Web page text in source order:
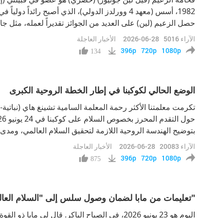
1982، أسس (معهد 4 وورلدز الدولي)، الذي أصبح
حصل الزعيم (لين) على العديد من الجوائز تقديراً لعمله، مثل
نظم مؤخراً الحدث
الأخبار العاجلة 2026-06-28 5016 الآراء
134 396p 720p 1080p
الوضع الحالي لكوكبنا في إطار الخطة الروحية الكبرى
تكرمت معلمتنا الأكثر رحمة المعلمة السامية تشينغ هاي
بتوضيح الهندسة الروحية اللازمة لتحقيق السلام العالمي،
الكبرى. يبدو أن ما يُسمى بـ«إرادة السلام» التي تم تنظيمها
بال
الأخبار العاجلة 2026-06-28 20083 الآراء
875 396p 720p 1080p
تعليمات من مابا لضمان وصول سلس إلى "السلام العالمي"
اليوم هو 23 يونيو 2026، في الصباح الباكر. قال